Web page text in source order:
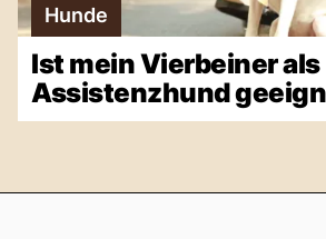
Hunde
Ist mein Vierbeiner als
Assistenzhund